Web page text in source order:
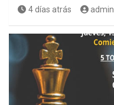
4 días atrás admin